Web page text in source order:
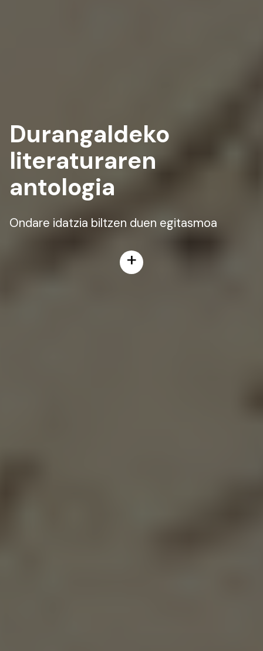
Durangaldeko
literaturaren
antologia
Ondare idatzia biltzen duen egitasmoa
+